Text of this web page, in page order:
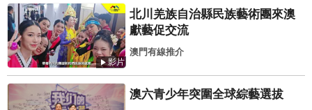
影片
北川羌族自治縣民族藝術團來澳
獻藝促交流
澳門有線推介
澳六青少年突圍全球綜藝選拔